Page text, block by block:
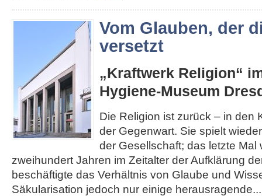
Vom Glauben, der
versetzt
„Kraftwerk Religion“
Hygiene-Museum
Die Religion ist zurück – in den
der Gegenwart. Sie spielt
der Gesellschaft; das letzte Mal
zweihundert Jahren im Zeitalter der Aufklärung
beschäftigte das Verhältnis von Glaube und
Säkularisation jedoch nur einige